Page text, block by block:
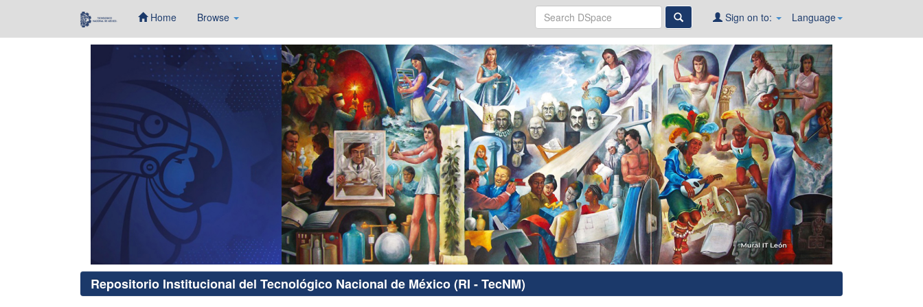
Home Browse Language
Sign on to:
Repositorio Institucional del Tecnológico Nacional de México (RI - TecNM)